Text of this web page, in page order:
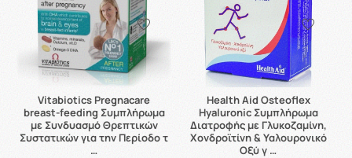
Vitabiotics Pregnacare
breast-feeding Συμπλήρωμα
με Συνδυασμό Θρεπτικών
Συστατικών για την Περίοδο τ
…
Health Aid Osteoflex
Hyaluronic Συμπλήρωμα
Διατροφής με Γλυκοζαμίνη,
Χονδροϊτίνη & Υαλουρονικό
Οξύ γ …